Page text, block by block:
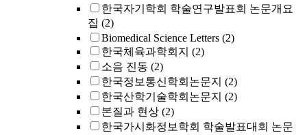
한국자기학회 학술연구발표회 논문개요
집 (2)
Biomedical Science Letters (2)
한국체육과학회지 (2)
소음 진동 (2)
한국정보통신학회논문지 (2)
한국산학기술학회논문지 (2)
본질과 현상 (2)
한국가시화정보학회 학술발표대회 논문